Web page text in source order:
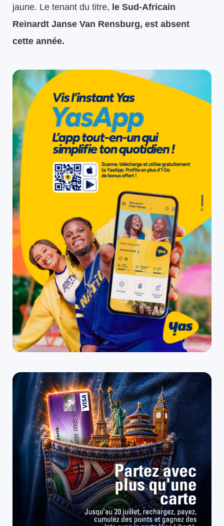
jaune. Le tenant du titre, le Sud-Africain
Reinardt Janse Van Rensburg, est absent
cette année.